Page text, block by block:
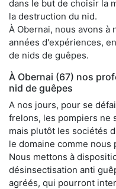
dans le but de choisir la
la destruction du nid.
À Obernai, nous avons à
années d'expériences,
de nids de guêpes.
À Obernai (67) nos
nid de guêpes
A nos jours, pour se
frelons, les pompiers ne
mais plutôt les sociétés
le domaine comme nous
Nous mettons à
désinsectisation anti
agréés, qui pourront